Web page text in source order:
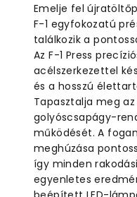
Emelje fel
F-1 egyfokozatú
találkozik a
Az F-1 Press
acélszerkezettel
és a hosszú
Tapasztalja meg
golyóscsapágy-
működését. A
meghúzása
így minden
egyenletes